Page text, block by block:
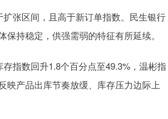
张区间，且高于新订单指数。民生银行
持稳定，供强需弱的特征有所延续。
指数回升1.8个百分点至49.3%，温彬指
映产品出库节奏放缓、库存压力边际上